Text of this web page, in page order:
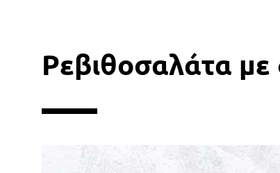
Ρεβιθοσαλάτα